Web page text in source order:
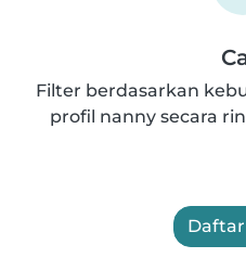
Filter berdasarkan
profil nanny secara